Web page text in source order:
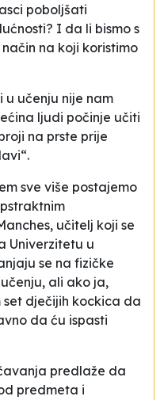
poboljšati
I da li bismo s
na koji koristimo
učenju nije nam
ljudi počinje učiti
na prste prije
sve više postajemo
učitelj koji se
Univerzitetu u
se na fizičke
ali ako ja,
set dječijih kockica da
da ću ispasti
predlaže da
predmeta i